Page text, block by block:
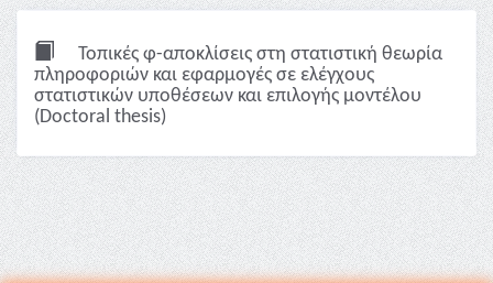
Τοπικές φ-αποκλίσεις στη στατιστική θεωρία
πληροφοριών και εφαρμογές σε ελέγχους
στατιστικών υποθέσεων και επιλογής μοντέλου
(Doctoral thesis)